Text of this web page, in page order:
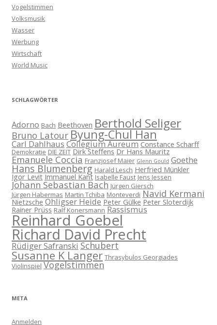
Vogelstimmen
Volksmusik
Wasser
Werbung
Wirtschaft
World Music
SCHLAGWÖRTER
Adorno Bach Beethoven Berthold Seliger
Bruno Latour Byung-Chul Han
Carl Dahlhaus Collegium Aureum Constance Scharff
Demokratie DIE ZEIT Dirk Steffens Dr Hans Mauritz
Emanuele Coccia Franzjosef Maier Glenn Gould Goethe
Hans Blumenberg Harald Lesch Herfried Münkler
Igor Levit Immanuel Kant Isabelle Faust Jens Jessen
Johann Sebastian Bach Jürgen Giersch
Jürgen Habermas Martin Tchiba Monteverdi Navid Kermani
Nietzsche Ohligser Heide Peter Gülke Peter Sloterdijk
Rainer Prüss Ralf Konersmann Rassismus
Reinhard Goebel
Richard David Precht
Rüdiger Safranski Schubert
Susanne K Langer Thrasybulos Georgiades
Violinspiel Vogelstimmen
META
Anmelden